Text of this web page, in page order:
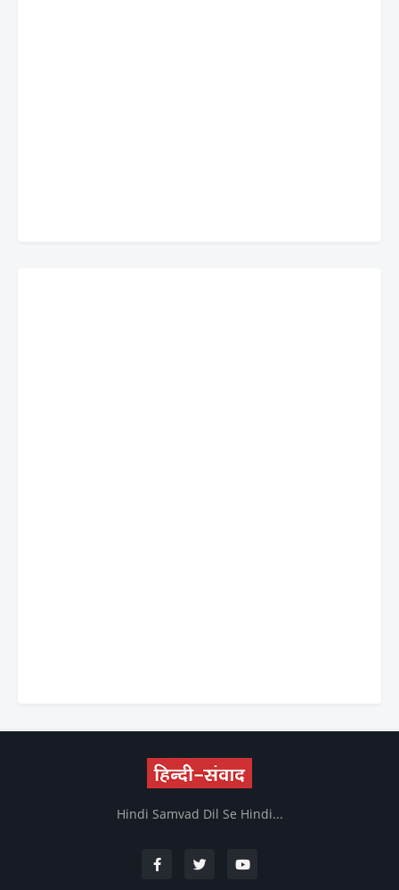
Hindi Samvad Dil Se Hindi...